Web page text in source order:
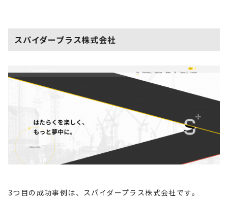
スパイダープラス株式会社
3つ目の成功事例は、スパイダープラス株式会社です。